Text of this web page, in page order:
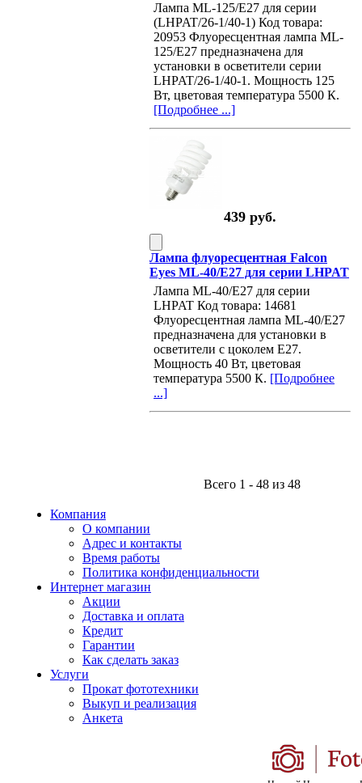
Лампа ML-125/E27 для серии
(LHPAT/26-1/40-1) Код товара:
20953 Флуоресцентная лампа ML-
125/E27 предназначена для
установки в осветители серии
LHPAT/26-1/40-1. Мощность 125
Вт, цветовая температура 5500 К.
[Подробнее ...]
439 руб.
Лампа флуоресцентная Falcon
Eyes ML-40/E27 для серии LHPAT
Лампа ML-40/E27 для серии
LHPAT Код товара: 14681
Флуоресцентная лампа ML-40/E27
предназначена для установки в
осветители с цоколем Е27.
Мощность 40 Вт, цветовая
температура 5500 К. [Подробнее
...]
Всего 1 - 48 из 48
Компания
О компании
Адрес и контакты
Время работы
Политика конфиденциальности
Интернет магазин
Акции
Доставка и оплата
Кредит
Гарантии
Как сделать заказ
Услуги
Прокат фототехники
Выкуп и реализация
Анкета